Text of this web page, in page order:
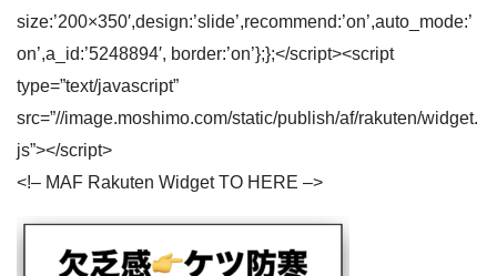
size:’200×350′,design:’slide’,recommend:’on’,auto_mode:’
on’,a_id:’5248894′, border:’on’};};</script><script
type=”text/javascript”
src=”//image.moshimo.com/static/publish/af/rakuten/widget.
js”></script>
<!– MAF Rakuten Widget TO HERE –>